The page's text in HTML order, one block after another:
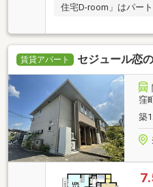
住宅D-room」はパー
賃貸アパート セジュール恋
窪
築